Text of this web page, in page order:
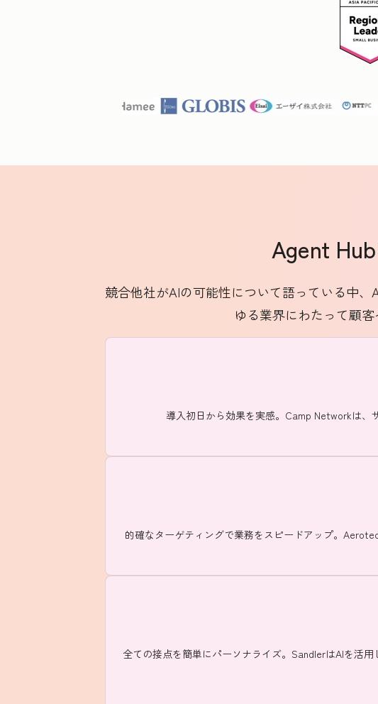
Agent
競合他社がAIの可能性について語っている中
ゆる業界にわたって顧
導入初日から効果を実感。Camp Networkは、
的確なターゲティングで業務をスピードアップ。
全ての接点を簡単にパーソナライズ。SandlerはAIを活